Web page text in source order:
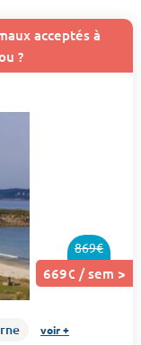
acceptés à
?
869€
669€ / sem >
voir +